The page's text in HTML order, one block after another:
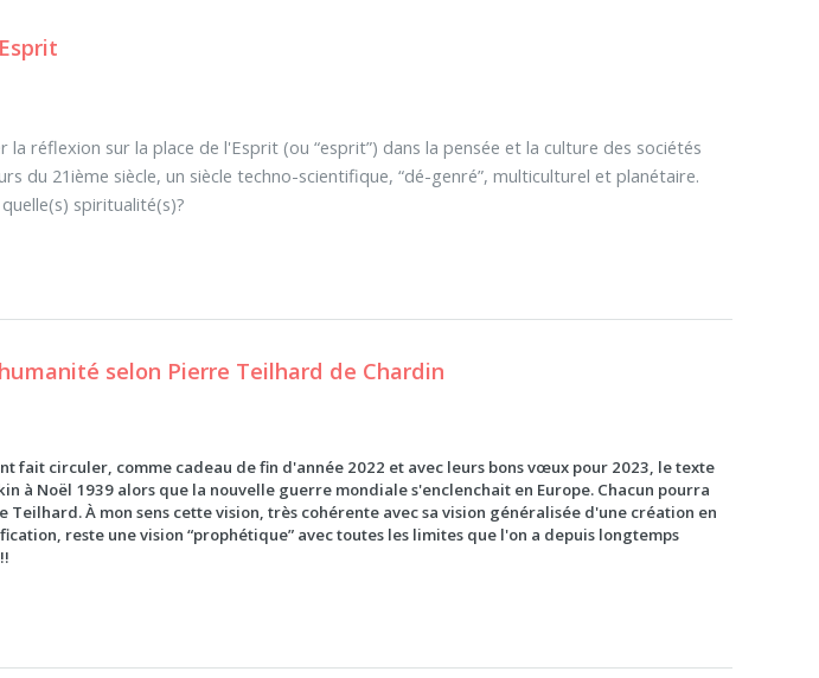
réflexion sur la place de l'Esprit (ou “esprit”) dans la pensée et la culture des sociétés
du 21ième siècle, un siècle techno-scientifique, “dé-genré”, multiculturel et planétaire.
spiritualité(s)?
selon Pierre Teilhard de Chardin
fait circuler, comme cadeau de fin d'année 2022 et avec leurs bons vœux pour 2023, le texte
à Noël 1939 alors que la nouvelle guerre mondiale s'enclenchait en Europe. Chacun pourra
À mon sens cette vision, très cohérente avec sa vision généralisée d'une création en
reste une vision “prophétique” avec toutes les limites que l'on a depuis longtemps